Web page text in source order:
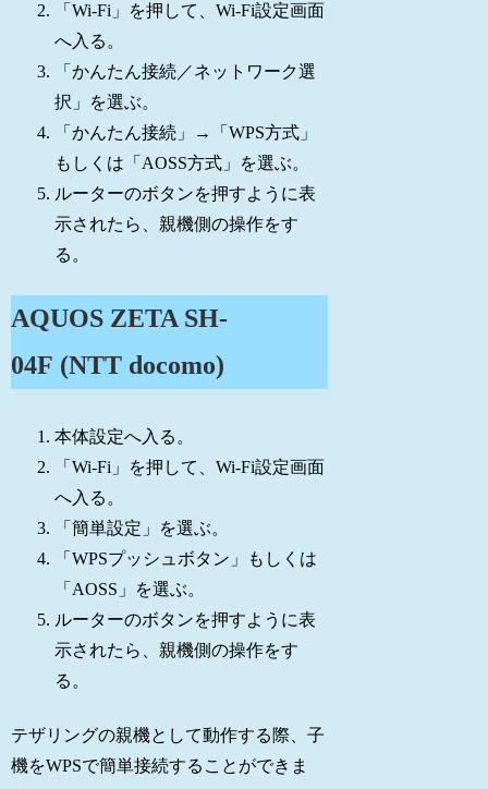
「Wi-Fi」を押して、Wi-Fi設定画面
へ入る。
「かんたん接続／ネットワーク選
択」を選ぶ。
「かんたん接続」→「WPS方式」
もしくは「AOSS方式」を選ぶ。
ルーターのボタンを押すように表
示されたら、親機側の操作をす
る。
AQUOS ZETA SH-
04F (NTT docomo)
本体設定へ入る。
「Wi-Fi」を押して、Wi-Fi設定画面
へ入る。
「簡単設定」を選ぶ。
「WPSプッシュボタン」もしくは
「AOSS」を選ぶ。
ルーターのボタンを押すように表
示されたら、親機側の操作をす
る。
テザリングの親機として動作する際、子
機をWPSで簡単接続することができま